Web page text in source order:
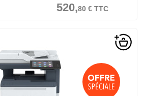
520,80€TTC